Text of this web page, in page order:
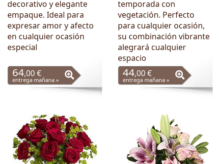
decorativo y elegante
empaque. Ideal para
expresar amor y afecto
en cualquier ocasión
especial
64,00 €
entrega mañana »
temporada con
vegetación. Perfecto
para cualquier ocasión,
su combinación vibrante
alegrará cualquier
espacio
44,00 €
entrega mañana »